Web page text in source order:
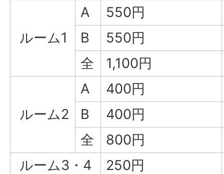
ルーム1
A
550円
B
550円
全
1,100円
ルーム2
A
400円
B
400円
全
800円
ルーム3・4
250円